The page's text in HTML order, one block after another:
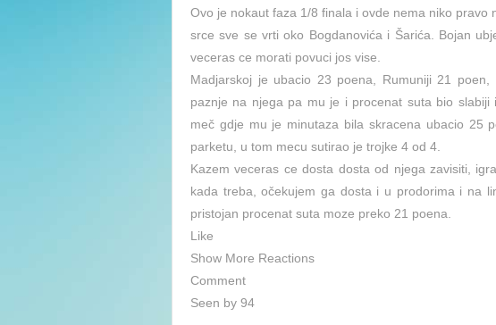
Ovo je nokaut faza 1/8 finala i ovde nema niko pravo
srce sve se vrti oko Bogdanovića i Šarića. Bojan
veceras ce morati povuci jos vise.
Madjarskoj je ubacio 23 poena, Rumuniji 21
paznje na njega pa mu je i procenat suta bio
meč gdje mu je minutaza bila skracena ubacio 25
parketu, u tom mecu sutirao je trojke 4 od 4.
Kazem veceras ce dosta dosta od njega zavisiti,
kada treba, očekujem ga dosta i u prodorima i na
pristojan procenat suta moze preko 21 poena.
Like
Show More Reactions
Comment
Seen by 94